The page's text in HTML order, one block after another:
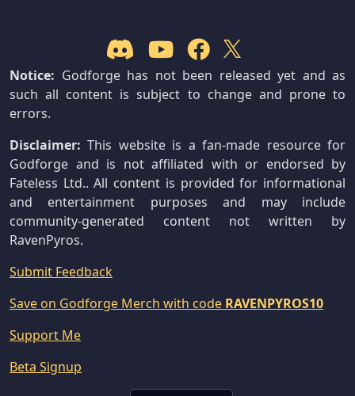
Notice: Godforge has not been released yet and as
such all content is subject to change and prone to
errors.
Disclaimer: This website is a fan-made resource for
Godforge and is not affiliated with or endorsed by
Fateless Ltd.. All content is provided for informational
and entertainment purposes and may include
community-generated content not written by
RavenPyros.
Submit Feedback
Save on Godforge Merch with code RAVENPYROS10
Support Me
Beta Signup